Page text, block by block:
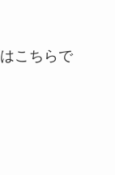
こちらで